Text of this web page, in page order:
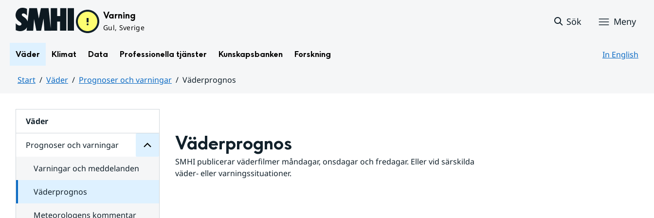
Hoppa till sidans innehåll Varning
Gul, Sverige
Sök Meny
Väder Klimat Data Professionella tjänster Kunskapsbanken Forskning In English
Start Väder Prognoser och varningar
Väderprognos
Väder
Prognoser och varningar
för
varningar
Varningar och meddelanden
Väderprognos
Meteorologens kommentar
Väderprognos
SMHI publicerar väderfilmer måndagar, onsdagar och fredagar. Eller vid särskilda
väder- eller varningssituationer.